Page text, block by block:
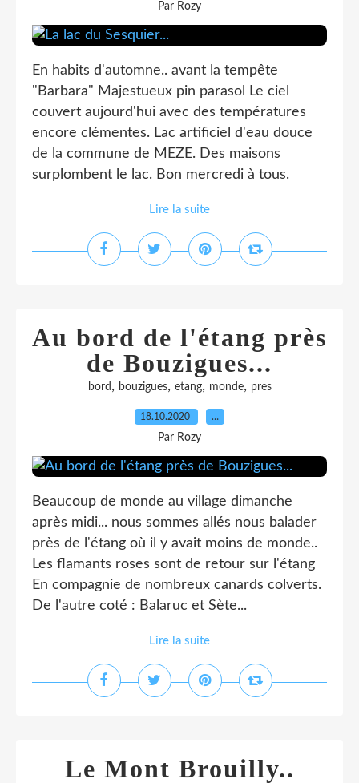
Par Rozy
En habits d'automne.. avant la tempête
"Barbara" Majestueux pin parasol Le ciel
couvert aujourd'hui avec des températures
encore clémentes. Lac artificiel d'eau douce
de la commune de MEZE. Des maisons
surplombent le lac. Bon mercredi à tous.
Lire la suite
Au bord de l'étang près
de Bouzigues...
bord , bouzigues, etang, monde, pres
18.10.2020 …
Par Rozy
Beaucoup de monde au village dimanche
après midi... nous sommes allés nous balader
près de l'étang où il y avait moins de monde..
Les flamants roses sont de retour sur l'étang
En compagnie de nombreux canards colverts.
De l'autre coté : Balaruc et Sète...
Lire la suite
Le Mont Brouilly..